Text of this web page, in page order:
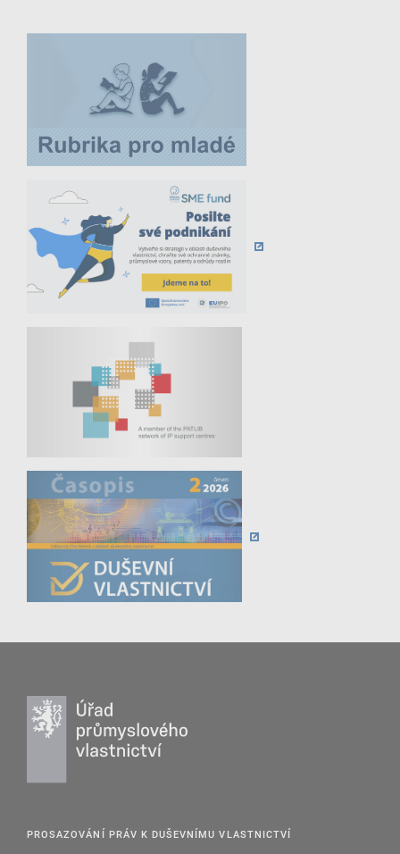
PROSAZOVÁNÍ PRÁV K DUŠEVNÍMU VLASTNICTVÍ